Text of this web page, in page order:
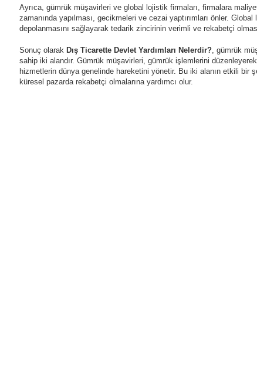
Ayrıca, gümrük müşavirleri ve global lojistik firmaları, firmalara
zamanında yapılması, gecikmeleri ve cezai yaptırımları önler.
depolanmasını sağlayarak tedarik zincirinin verimli ve rekabetçi
Sonuç olarak Dış Ticarette Devlet Yardımları Nelerdir?, gümrük
sahip iki alandır. Gümrük müşavirleri, gümrük işlemlerini
hizmetlerin dünya genelinde hareketini yönetir. Bu iki alanın etkili bir
küresel pazarda rekabetçi olmalarına yardımcı olur.